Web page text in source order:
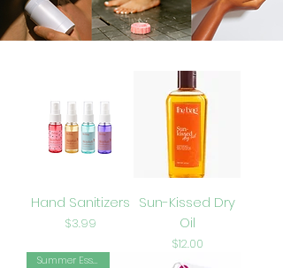
Hand Sanitizers
Precio
$3.99
Sun-Kissed Dry
Oil
Precio
$12.00
Summer Essential